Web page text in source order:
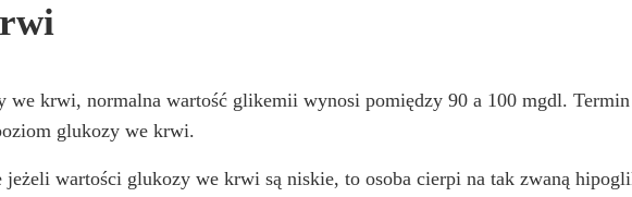
we krwi, normalna wartość glikemii wynosi pomiędzy 90 a 100 mgdl.
glukozy we krwi.
jeżeli wartości glukozy we krwi są niskie, to osoba cierpi na tak zwaną